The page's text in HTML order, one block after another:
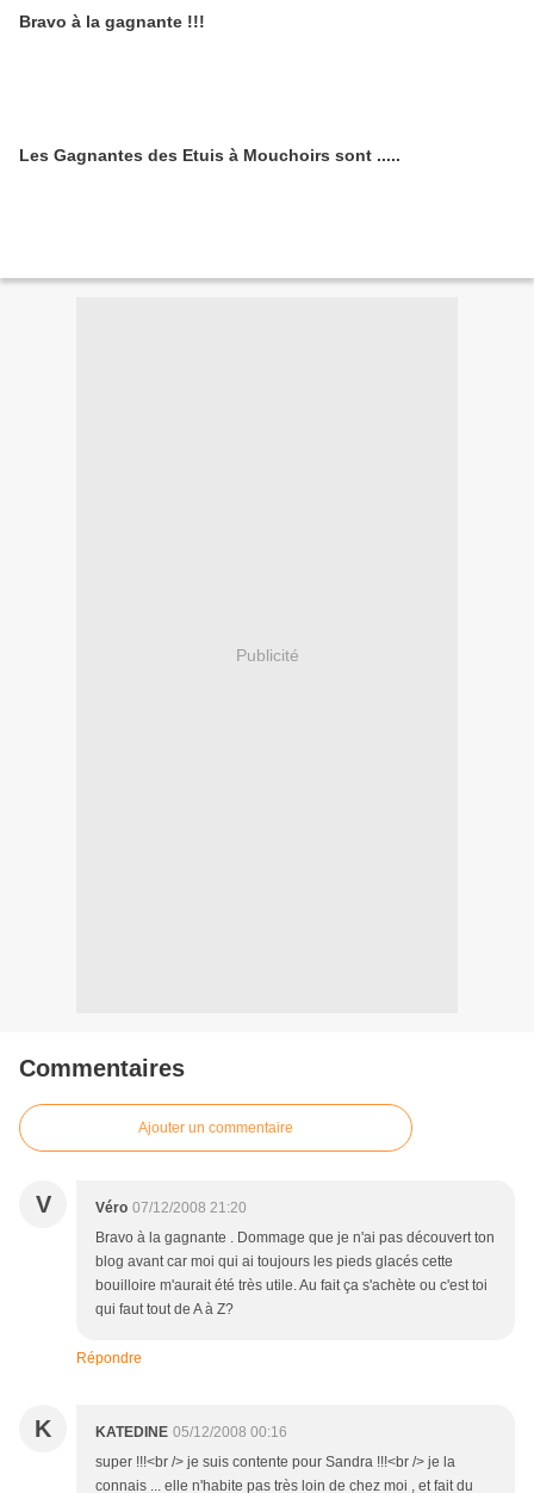
Bravo à la gagnante !!!
Les Gagnantes des Etuis à Mouchoirs sont .....
Publicité
Commentaires
Ajouter un commentaire
V Véro 07/12/2008 21:20
Bravo à la gagnante . Dommage que je n'ai pas découvert ton
blog avant car moi qui ai toujours les pieds glacés cette
bouilloire m'aurait été très utile. Au fait ça s'achète ou c'est toi
qui faut tout de A à Z?
Répondre
K KATEDINE 05/12/2008 00:16
super !!!<br /> je suis contente pour Sandra !!!<br /> je la
connais ... elle n'habite pas très loin de chez moi , et fait du